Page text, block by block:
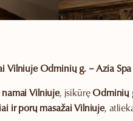
Vilniuje Odminių g. – Azia Spa
namai Vilniuje, įsikūrę Odminių
ir porų masažai Vilniuje,